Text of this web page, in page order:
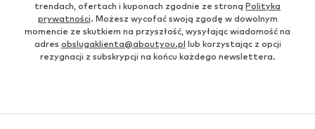
trendach, ofertach i kuponach zgodnie ze stroną Polityka
prywatności. Możesz wycofać swoją zgodę w dowolnym
momencie ze skutkiem na przyszłość, wysyłając wiadomość na
adres obslugaklienta@aboutyou.pl lub korzystając z opcji
rezygnacji z subskrypcji na końcu każdego newslettera.